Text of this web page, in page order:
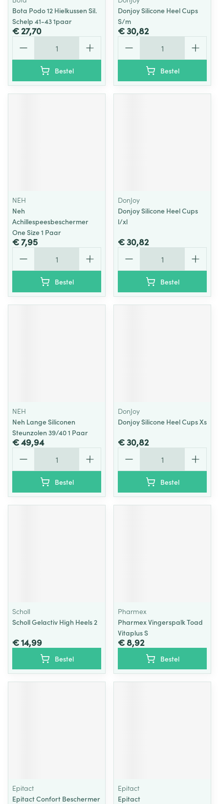
Bota Podo 12 Hielkussen Sil.
Schelp 41-43 1paar
€ 27,70
Bestel
Donjoy Silicone Heel Cups
S/m
€ 30,82
Bestel
NEH
Neh
Achillespeesbeschermer
One Size 1 Paar
€ 7,95
Bestel
DonJoy
Donjoy Silicone Heel Cups
l/xl
€ 30,82
Bestel
NEH
Neh Lange Siliconen
Steunzolen 39/40 1 Paar
€ 49,94
Bestel
DonJoy
Donjoy Silicone Heel Cups Xs
€ 30,82
Bestel
Scholl
Scholl Gelactiv High Heels 2
€ 14,99
Bestel
Pharmex
Pharmex Vingerspalk Toad
Vitaplus S
€ 8,92
Bestel
Epitact
Epitact Confort Beschermer
Epitact
Epitact